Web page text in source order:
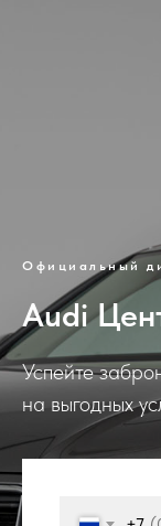
Официальный
Audi
Успейте
на выгодных